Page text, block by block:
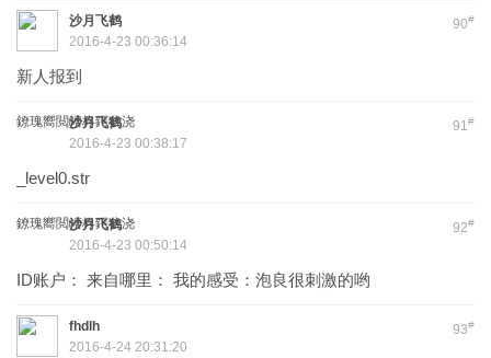
90#
沙月飞鹤
2016-4-23 00:36:14
新人报到
鐐瑰嚮閲嶆柊鍔犺浇 91#
沙月飞鹤
2016-4-23 00:38:17
_level0.str
鐐瑰嚮閲嶆柊鍔犺浇 92#
沙月飞鹤
2016-4-23 00:50:14
ID账户： 来自哪里： 我的感受：泡良很刺激的哟
93#
fhdlh
2016-4-24 20:31:20